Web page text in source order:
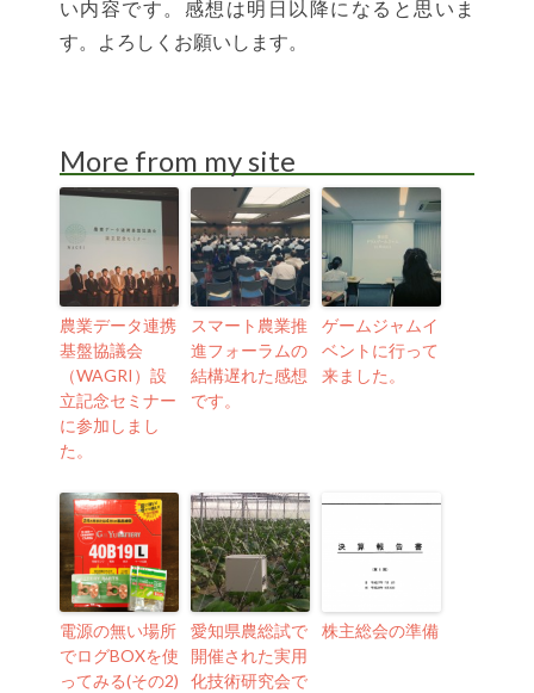
い内容です。感想は明日以降になると思いま
す。よろしくお願いします。
More from my site
農業データ連携
基盤協議会
（WAGRI）設
立記念セミナー
に参加しまし
た。
スマート農業推
進フォーラムの
結構遅れた感想
です。
ゲームジャムイ
ベントに行って
来ました。
電源の無い場所
でログBOXを使
ってみる(その2)
愛知県農総試で
開催された実用
化技術研究会で
株主総会の準備